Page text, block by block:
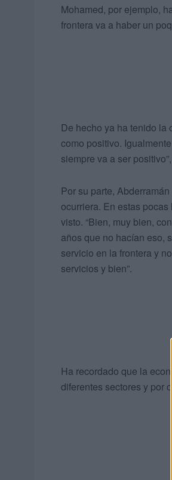
Mohamed, por ejemplo,
frontera va a haber un
De hecho ya ha tenido la
como positivo.
siempre va a ser
Por su parte,
ocurriera. En estas
visto. “Bien, muy bien,
años que no hacían eso,
servicio en la frontera y
servicios y bien”.
Ha recordado que la
diferentes sectores y por